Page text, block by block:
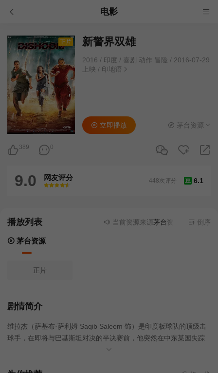
电影
正片 新警界双雄
2016 / 印度 / 喜剧 动作 冒险 / 2016-07-29
上映 / 印地语
389 0
立即播放 茅台资源
9.0 网友评分
很差
较差还行推荐力荐
豆 6.1
448次评分
播放列表 当前资源来源茅台资源 - 无需安装
倒序
茅台资源
正片
剧情简介
维拉杰（萨基布·萨利姆 Saqib Saleem 饰）是印度板球队的顶级击
球手，在即将与巴基斯坦对决的半决赛前，他突然在中东某国失踪
了，这给印度板球队带来了巨大的困扰，因为失去了他，印度队在